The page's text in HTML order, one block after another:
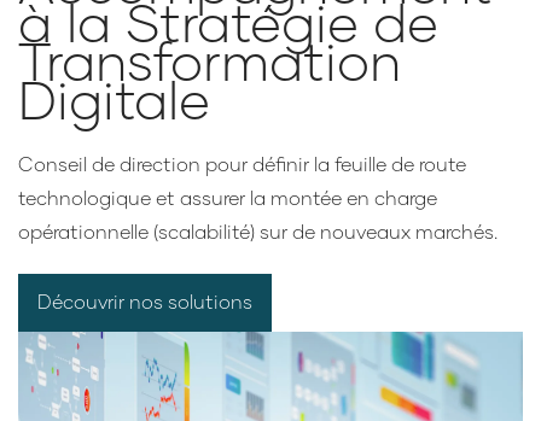
à la Stratégie de
Transformation
Digitale
Conseil de direction pour définir la feuille de route
technologique et assurer la montée en charge
opérationnelle (scalabilité) sur de nouveaux marchés.
Découvrir nos solutions